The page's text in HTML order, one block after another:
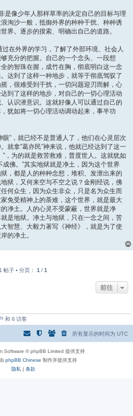
是像少年人那样草率的决定自己的目标与理
淘沙一般，抵御外界的种种干扰、种种诱
界。逐步的摸索、明确出自己的道路。
过在外界的学习，了解了外部环境、社会人
充分的把握。自己的一个念头、一段想
的智珠在握，成竹在胸，彻底明白这一念
达到了这样一种地步，就等于彻底驾驭了
，很难受到干扰，一切问题迎刃而解，心
到了这样的地步，对自己的一切心理活动
认识潜意识。这就好像人可以通过自己的
犹如将一切心理活动调动起来，事半功
”，就已经不是普通人了，他们在心灵层次
就拿“葛亦民”神来说，他就已经达到了这一
，为的就是救苦救难，普度世人。这就犹如
佛。”其实地狱就是净土，因为这个世界
，都是人的种种念想，堆积、发泄出来的
狱，又何来空与不空之说？金刚经说，佛
何众生，因为众生非众，只是名为众生而
免受精神上的荼难，这个世界，就是最大
净土。人的心灵不受蒙蔽，世界就是净
是地狱。净土与地狱，只在一念之间，苦
智慧、大毅力著写《神经》，就是为了使
的净土。
1 帖子 • 分页： 1 / 1
前往
和 6 访客
所有显示的时间为 UTC
Software © phpBB Limited 提供支持
phpBB Chinese 制作并提供支持
隐私 | 条款